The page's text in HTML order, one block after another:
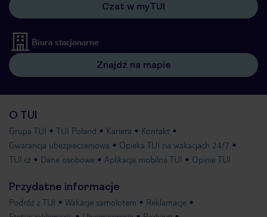
Czat w myTUI
Biura stacjonarne
Znajdź na mapie
O TUI
Grupa TUI TUI Poland Kariera
Kontakt
Gwarancja ubezpieczeniowa
Opieka TUI na wakacjach 24/7
TUI.cz
Dane osobowe Aplikacja mobilna TUI Opinie TUI
Przydatne informacje
Podróż z TUI Wakacje samolotem
Reklamacje